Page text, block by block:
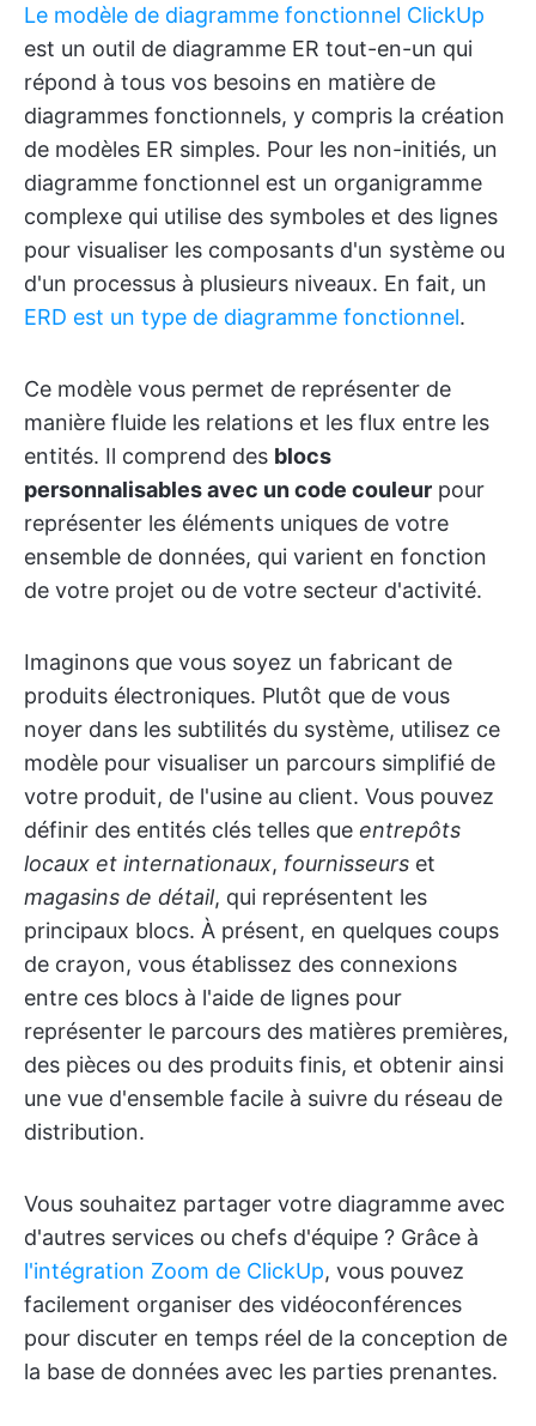
Le modèle de diagramme fonctionnel ClickUp
est un outil de diagramme ER tout-en-un qui
répond à tous vos besoins en matière de
diagrammes fonctionnels, y compris la création
de modèles ER simples. Pour les non-initiés, un
diagramme fonctionnel est un organigramme
complexe qui utilise des symboles et des lignes
pour visualiser les composants d'un système ou
d'un processus à plusieurs niveaux. En fait, un
ERD est un type de diagramme fonctionnel.
Ce modèle vous permet de représenter de
manière fluide les relations et les flux entre les
entités. Il comprend des blocs
personnalisables avec un code couleur pour
représenter les éléments uniques de votre
ensemble de données, qui varient en fonction
de votre projet ou de votre secteur d'activité.
Imaginons que vous soyez un fabricant de
produits électroniques. Plutôt que de vous
noyer dans les subtilités du système, utilisez ce
modèle pour visualiser un parcours simplifié de
votre produit, de l'usine au client. Vous pouvez
définir des entités clés telles que entrepôts
locaux et internationaux, fournisseurs et
magasins de détail, qui représentent les
principaux blocs. À présent, en quelques coups
de crayon, vous établissez des connexions
entre ces blocs à l'aide de lignes pour
représenter le parcours des matières premières,
des pièces ou des produits finis, et obtenir ainsi
une vue d'ensemble facile à suivre du réseau de
distribution.
Vous souhaitez partager votre diagramme avec
d'autres services ou chefs d'équipe ? Grâce à
l'intégration Zoom de ClickUp, vous pouvez
facilement organiser des vidéoconférences
pour discuter en temps réel de la conception de
la base de données avec les parties prenantes.